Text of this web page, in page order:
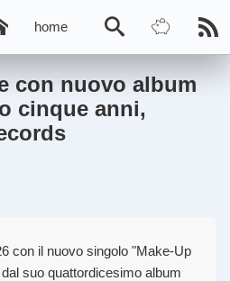
home
con nuovo album
cinque anni,
con il nuovo singolo "Make-Up
suo quattordicesimo album